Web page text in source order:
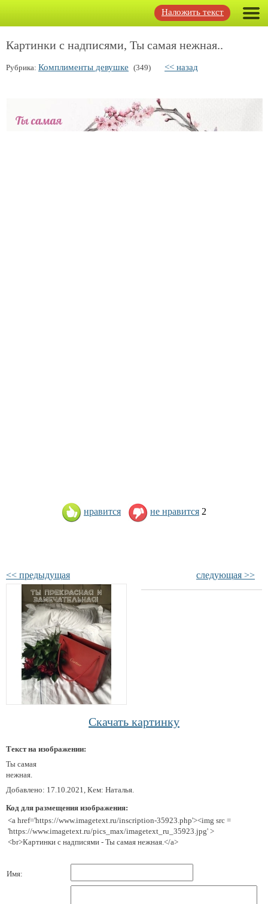
Наложить текст
Картинки с надписями, Ты самая нежная..
Рубрика: Комплименты девушке (349) << назад
нравится не нравится 2
<< предыдущая следующая >>
Скачать картинку
Текст на изображении:
Ты самая
нежная.
Добавлено: 17.10.2021, Кем: Наталья.
Код для размещения изображения:
<a href='https://www.imagetext.ru/inscription-35923.php'><img src =
'https://www.imagetext.ru/pics_max/imagetext_ru_35923.jpg' >
<br>Картинки с надписями - Ты самая нежная.</a>
Имя: